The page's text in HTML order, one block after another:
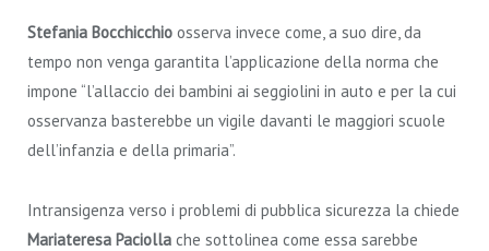
Stefania Bocchicchio osserva invece come, a suo dire, da
tempo non venga garantita l’applicazione della norma che
impone “l’allaccio dei bambini ai seggiolini in auto e per la cui
osservanza basterebbe un vigile davanti le maggiori scuole
dell’infanzia e della primaria”.
Intransigenza verso i problemi di pubblica sicurezza la chiede
Mariateresa Paciolla che sottolinea come essa sarebbe